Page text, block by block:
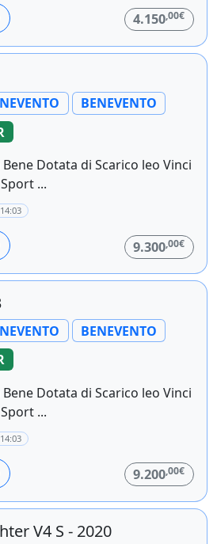
4.150,00€
BENEVENTO
Dotata di Scarico leo Vinci
...
9.300,00€
BENEVENTO
Dotata di Scarico leo Vinci
...
9.200,00€
V4 S - 2020